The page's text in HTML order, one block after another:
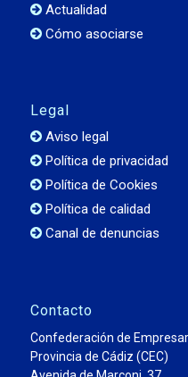
Actualidad
Cómo asociarse
Legal
Aviso legal
Política de privacidad
Política de Cookies
Política de calidad
Canal de denuncias
Contacto
Confederación de
Provincia de Cádiz (CEC)